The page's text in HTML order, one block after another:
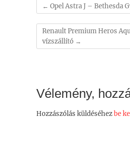
← Opel Astra J – Bethesda
Renault Premium Heros
vízszállító →
Vélemény,
Hozzászólás küldéséhezbe